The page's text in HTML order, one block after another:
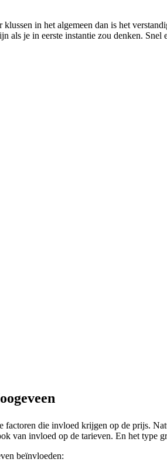
in het algemeen dan is het
je in eerste instantie zou denken.
die invloed krijgen op de prijs.
van invloed op de tarieven. En het type
beïnvloeden: